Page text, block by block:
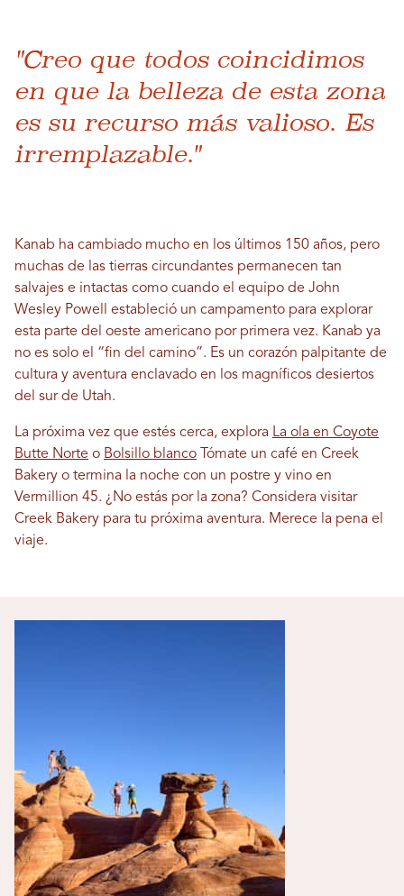
"Creo que todos coincidimos
en que la belleza de esta zona
es su recurso más valioso. Es
irremplazable."
Kanab ha cambiado mucho en los últimos 150 años, pero
muchas de las tierras circundantes permanecen tan
salvajes e intactas como cuando el equipo de John
Wesley Powell estableció un campamento para explorar
esta parte del oeste americano por primera vez. Kanab ya
no es solo el “fin del camino”. Es un corazón palpitante de
cultura y aventura enclavado en los magníficos desiertos
del sur de Utah.
La próxima vez que estés cerca, explora La ola en Coyote
Butte Norte o Bolsillo blanco Tómate un café en Creek
Bakery o termina la noche con un postre y vino en
Vermillion 45. ¿No estás por la zona? Considera visitar
Creek Bakery para tu próxima aventura. Merece la pena el
viaje.